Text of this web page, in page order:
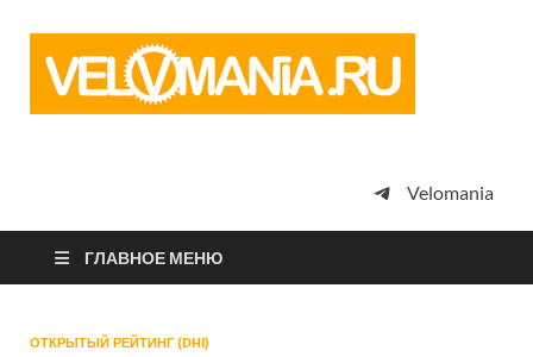
просто
Velomania
ГЛАВНОЕ МЕНЮ
ОТКРЫТЫЙ РЕЙТИНГ (DHI)